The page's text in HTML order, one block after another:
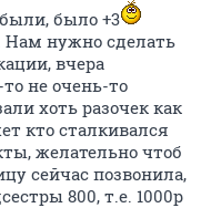
было +3
Нам нужно сделать
вчера
не очень-то
хоть разочек как
кто сталкивался
желательно чтоб
сейчас позвонила,
800, т.е. 1000р